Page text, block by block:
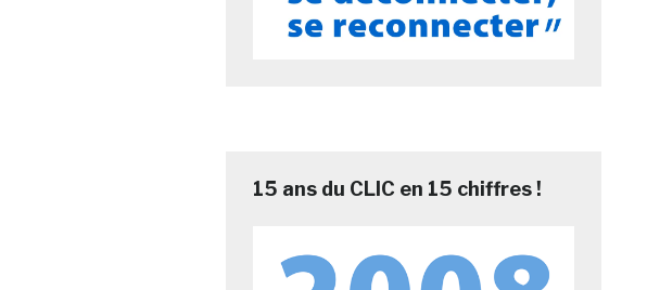
15 ans du CLIC en 15 chiffres !